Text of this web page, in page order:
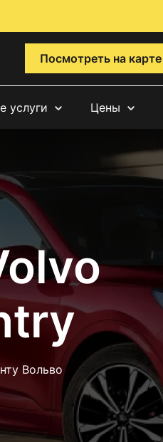
Посмотреть на карте
услуги Цены
Вольво